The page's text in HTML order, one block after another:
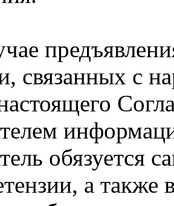
связанных с
обязуется
а также